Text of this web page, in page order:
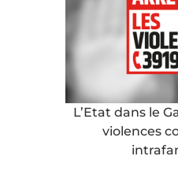
L’Etat dans le
violences